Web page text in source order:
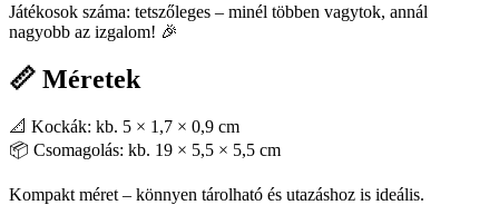
Játékosok száma: tetszőleges – minél többen vagytok, annál
nagyobb az izgalom! 🎉
📏 Méretek
📐 Kockák: kb. 5 × 1,7 × 0,9 cm
📦 Csomagolás: kb. 19 × 5,5 × 5,5 cm
Kompakt méret – könnyen tárolható és utazáshoz is ideális.